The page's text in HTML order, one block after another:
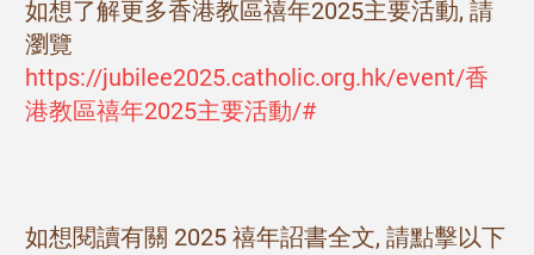
如想了解更多香港教區禧年2025主要活動, 請
瀏覽
https://jubilee2025.catholic.org.hk/event/香
港教區禧年2025主要活動/#
如想閱讀有關 2025 禧年詔書全文, 請點擊以下